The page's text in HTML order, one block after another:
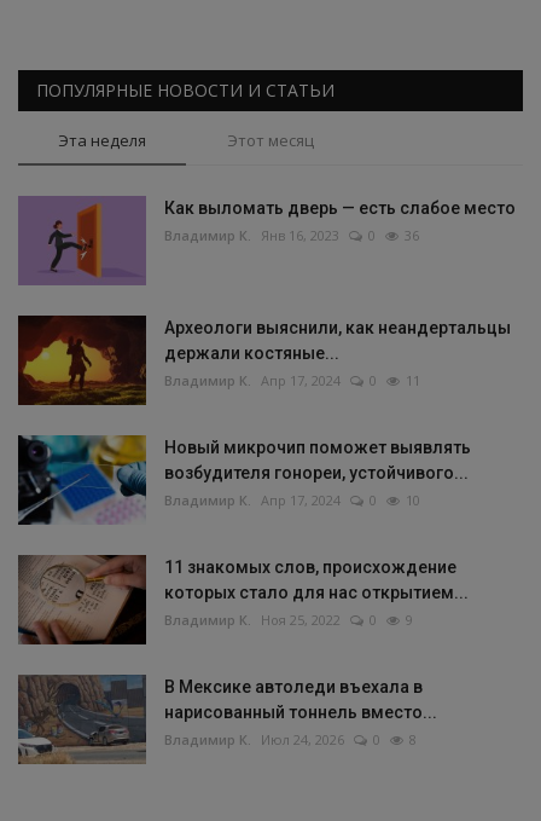
ПОПУЛЯРНЫЕ НОВОСТИ И СТАТЬИ
Эта неделя Этот месяц
Как выломать дверь — есть слабое место
Владимир К. Янв 16, 2023 0 36
Археологи выяснили, как неандертальцы
держали костяные...
Владимир К. Апр 17, 2024 0 11
Новый микрочип поможет выявлять
возбудителя гонореи, устойчивого...
Владимир К. Апр 17, 2024 0 10
11 знакомых слов, происхождение
которых стало для нас открытием...
Владимир К. Ноя 25, 2022 0 9
В Мексике автоледи въехала в
нарисованный тоннель вместо...
Владимир К. Июл 24, 2026 0 8